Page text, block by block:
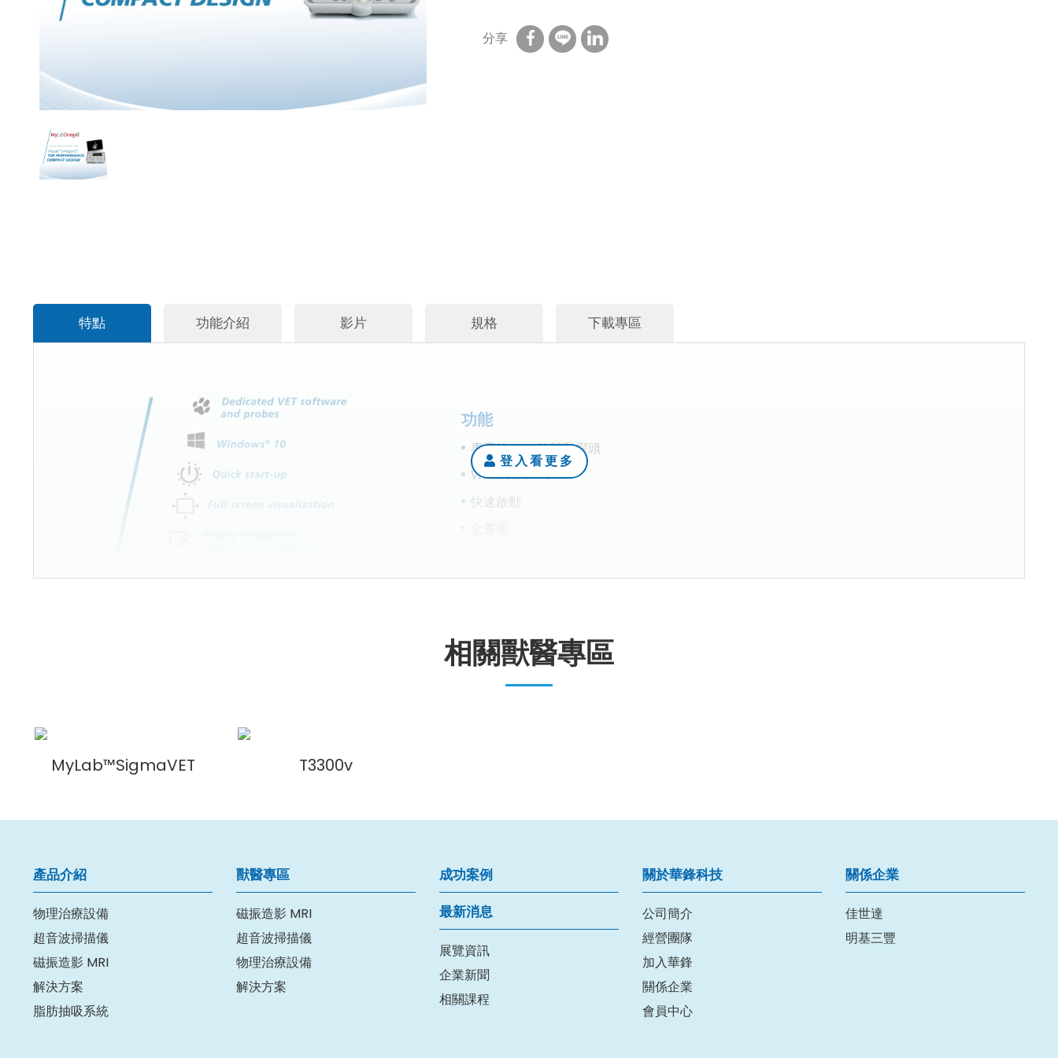
分享
特點 功能介紹 影片 規格 下載專區
登入看更多
功能
專用的 VET 軟體和探頭
Windows®10
快速啟動
microV 微小血管檢測
內建 DVD燒錄機
進行快速準確的診斷：
XStrain™ - 心內膜院動速度量化和心臟形變檢測
Smart stress-echo - 用於完整心臟分段的射出分率評估報告
登入看更多
登入看更多
登入看更多
登入看更多
相關獸醫專區
MyLab™SigmaVET T3300v
產品介紹
物理治療設備
超音波掃描儀
磁振造影 MRI
解決方案
脂肪抽吸系統
獸醫專區
磁振造影 MRI
超音波掃描儀
物理治療設備
解決方案
成功案例
最新消息
展覽資訊
企業新聞
相關課程
關於華鋒科技
公司簡介
經營團隊
加入華鋒
關係企業
會員中心
關係企業
佳世達
明基三豐